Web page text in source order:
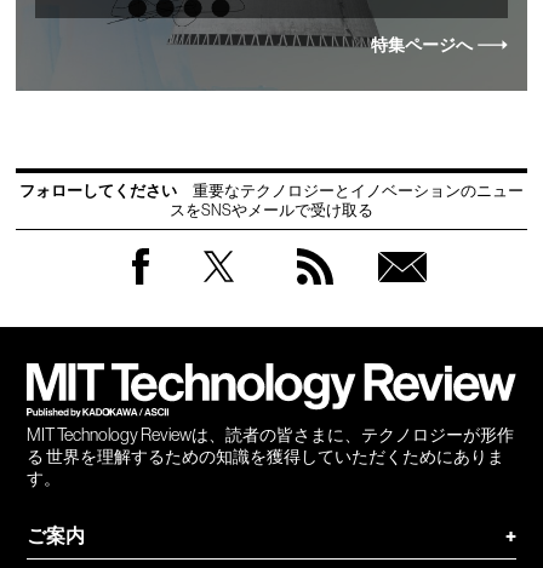
特集ページへ
フォローしてください
重要なテクノロジーとイノベーションのニュー
スをSNSやメールで受け取る
MIT Technology Reviewは、読者の皆さまに、テクノロジーが形作
る 世界を理解するための知識を獲得していただくためにありま
す。
ご案内
+